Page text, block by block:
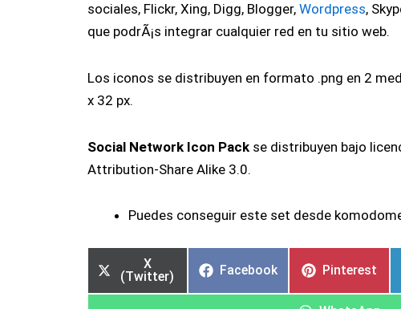
sociales, Flickr, Xing, Digg, Blogger, Wordpress,
que podrÃ¡s integrar cualquier red en tu sitio web.
Los iconos se distribuyen en formato .png en 2
x 32 px.
Social Network Icon Pack se distribuyen bajo
Attribution-Share Alike 3.0.
Puedes conseguir este set desde
X
(Twitter)
Facebook Pinterest